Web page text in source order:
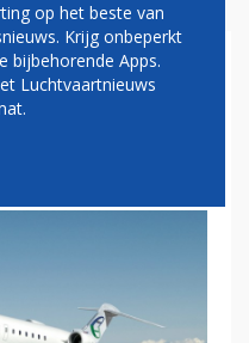
op het beste van
Krijg onbeperkt
bijbehorende Apps.
Luchtvaartnieuws